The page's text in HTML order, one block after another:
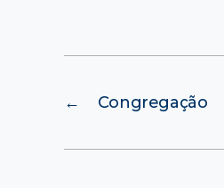
← Congregação